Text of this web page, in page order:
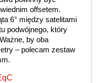
offsetem.
6° między satelitami
podwójnego, który
by oba
– polecam zestaw